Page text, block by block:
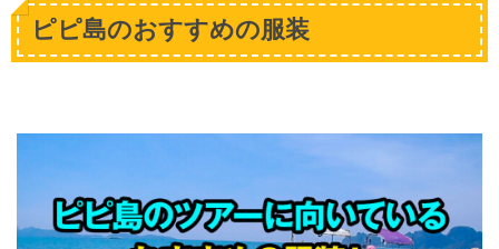
ピピ島のおすすめの服装